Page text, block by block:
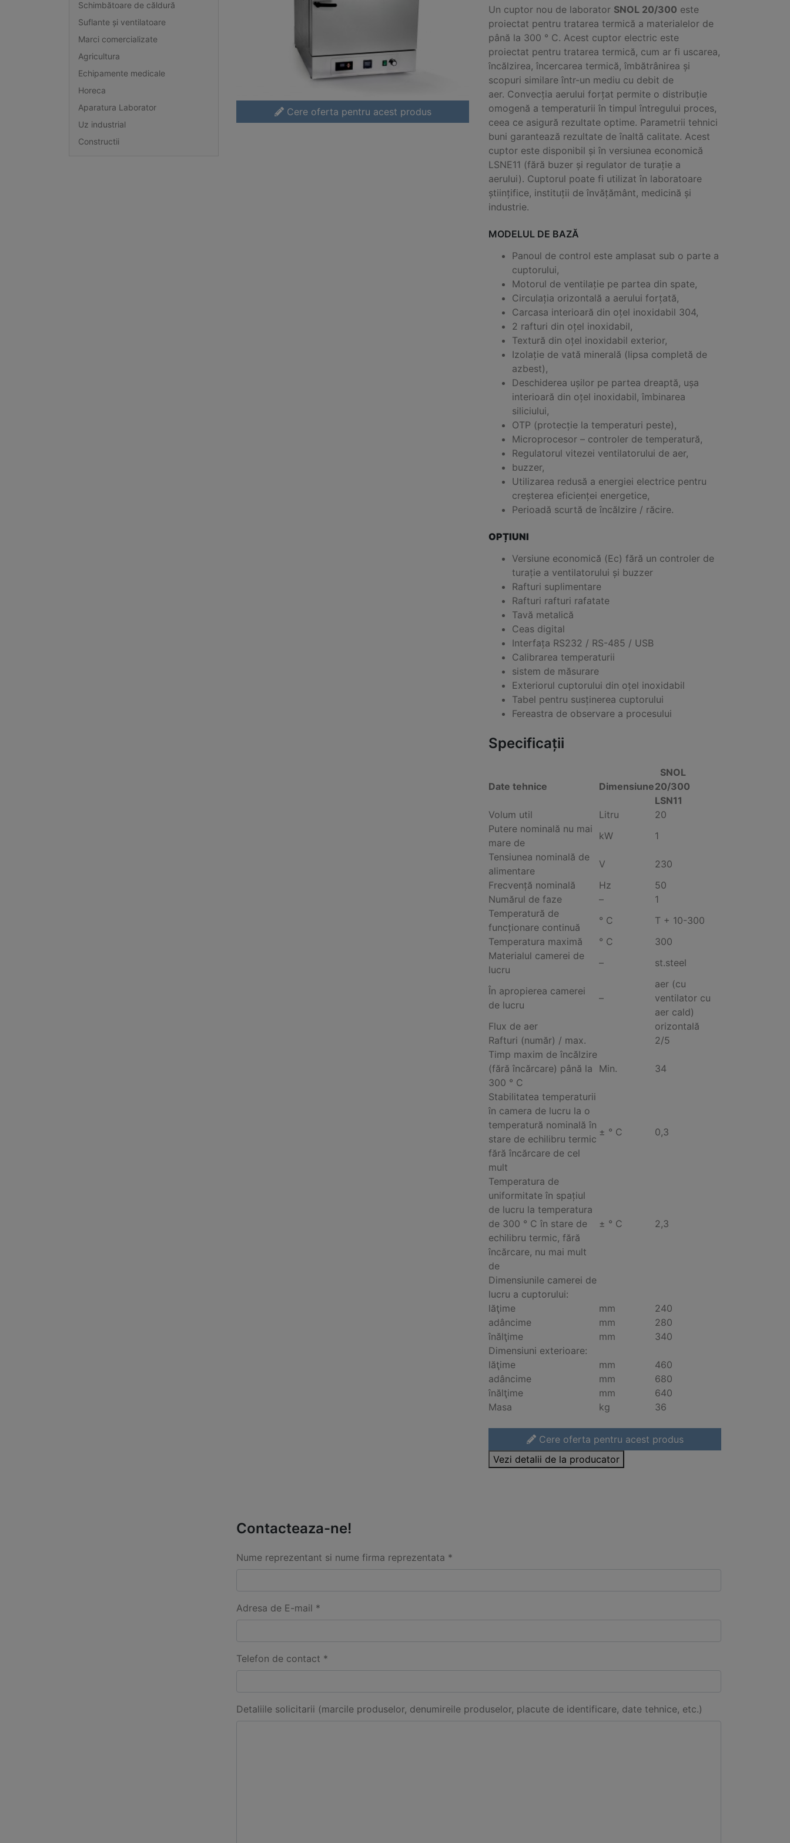
Schimbătoare de căldură
Suflante și ventilatoare
Marci comercializate
Agricultura
Echipamente medicale
Horeca
Aparatura Laborator
Uz industrial
Constructii
Cere oferta pentru acest produs
Un cuptor nou de laborator SNOL 20/300 este
proiectat pentru tratarea termică a materialelor de
până la 300 ° C. Acest cuptor electric este
proiectat pentru tratarea termică, cum ar fi uscarea,
încălzirea, încercarea termică, îmbătrânirea și
scopuri similare într-un mediu cu debit de
aer. Convecția aerului forțat permite o distribuție
omogenă a temperaturii în timpul întregului proces,
ceea ce asigură rezultate optime. Parametrii tehnici
buni garantează rezultate de înaltă calitate. Acest
cuptor este disponibil și în versiunea economică
LSNE11 (fără buzer și regulator de turație a
aerului). Cuptorul poate fi utilizat în laboratoare
științifice, instituții de învățământ, medicină și
industrie.
MODELUL DE BAZĂ
Panoul de control este amplasat sub o parte a
cuptorului,
Motorul de ventilație pe partea din spate,
Circulația orizontală a aerului forțată,
Carcasa interioară din oțel inoxidabil 304,
2 rafturi din oțel inoxidabil,
Textură din oțel inoxidabil exterior,
Izolație de vată minerală (lipsa completă de
azbest),
Deschiderea ușilor pe partea dreaptă, ușa
interioară din oțel inoxidabil, îmbinarea
siliciului,
OTP (protecție la temperaturi peste),
Microprocesor – controler de temperatură,
Regulatorul vitezei ventilatorului de aer,
buzzer,
Utilizarea redusă a energiei electrice pentru
creșterea eficienței energetice,
Perioadă scurtă de încălzire / răcire.
OPȚIUNI
Versiune economică (Ec) fără un controler de
turație a ventilatorului și buzzer
Rafturi suplimentare
Rafturi rafturi rafatate
Tavă metalică
Ceas digital
Interfața RS232 / RS-485 / USB
Calibrarea temperaturii
sistem de măsurare
Exteriorul cuptorului din oțel inoxidabil
Tabel pentru susținerea cuptorului
Fereastra de observare a procesului
Specificații
Date tehnice Dimensiune
SNOL
20/300
LSN11
Volum util
Litru
20
Putere nominală nu mai
mare de
kW
1
Tensiunea nominală de
alimentare
V
230
Frecvență nominală
Hz
50
Numărul de faze
–
1
Temperatură de
funcționare continuă
° C
T + 10-300
Temperatura maximă
° C
300
Materialul camerei de
lucru
– st.steel
În apropierea camerei
de lucru
–
aer (cu
ventilator cu
aer cald)
Flux de aer
orizontală
Rafturi (număr) / max.
2/5
Timp maxim de încălzire
(fără încărcare) până la
300 ° C
Min. 34
Stabilitatea temperaturii
în camera de lucru la o
temperatură nominală în
stare de echilibru termic
fără încărcare de cel
mult
± ° C 0,3
Temperatura de
uniformitate în spațiul
de lucru la temperatura
de 300 ° C în stare de
echilibru termic, fără
încărcare, nu mai mult
de
± ° C 2,3
Dimensiunile camerei de
lucru a cuptorului:
lăţime
mm
240
adâncime
mm
280
înălţime
mm
340
Dimensiuni exterioare:
lăţime
mm
460
adâncime
mm
680
înălţime
mm
640
Masa
kg 36
Cere oferta pentru acest produs
Vezi detalii de la producator
Contacteaza-ne!
Nume reprezentant si nume firma reprezentata *
Adresa de E-mail *
Telefon de contact *
Detaliile solicitarii (marcile produselor, denumireile produselor, placute de identificare, date tehnice, etc.)